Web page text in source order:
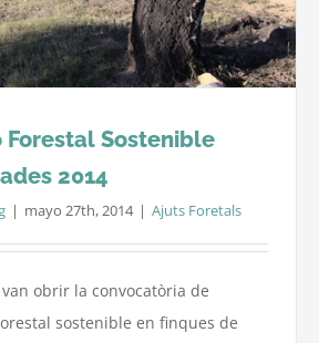
Forestal Sostenible
2014
| mayo 27th, 2014 | Ajuts Foretals
obrir la convocatòria de
sostenible en finques de